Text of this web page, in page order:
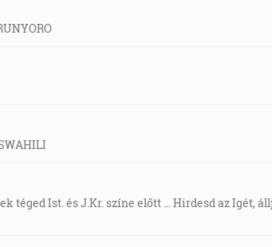
téged Ist. és J.Kr. színe előtt ... Hirdesd az Igét,